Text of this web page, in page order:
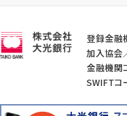
登録金融
加入協会
金融機関
SWIFTコ